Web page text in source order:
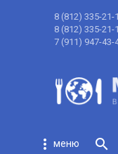
8 (812) 335-21-
8 (812) 335-21-
7 (911) 947-43-
more_vert search